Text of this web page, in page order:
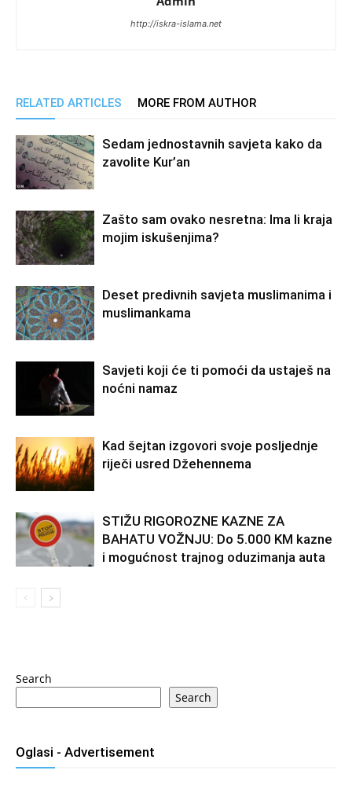
http://iskra-islama.net
RELATED ARTICLES MORE FROM AUTHOR
Sedam jednostavnih savjeta kako da
zavolite Kur’an
Zašto sam ovako nesretna: Ima li kraja
mojim iskušenjima?
Deset predivnih savjeta muslimanima i
muslimankama
Savjeti koji će ti pomoći da ustaješ na
noćni namaz
Kad šejtan izgovori svoje posljednje
riječi usred Džehennema
STIŽU RIGOROZNE KAZNE ZA
BAHATU VOŽNJU: Do 5.000 KM kazne
i mogućnost trajnog oduzimanja auta
Search
Search
Oglasi - Advertisement